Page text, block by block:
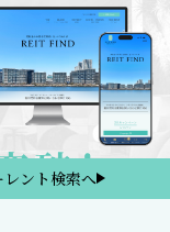
ント検索へ